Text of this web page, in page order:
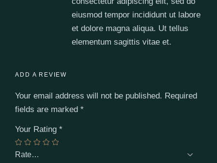
eiusmod tempor incididunt ut labore
et dolore magna aliqua. Ut tellus
elementum sagittis vitae et.
ADD A REVIEW
Your email address will not be published. Required
fields are marked*
Your Rating*